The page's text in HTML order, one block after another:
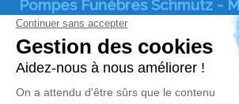
Pompes Funèbres Schmutz -
Grande-Paroisse
03 67 80 19 80
pf.schmutz@orange.fr
Boulevard Saint-Exupéry, 10510
Grande-Paroisse